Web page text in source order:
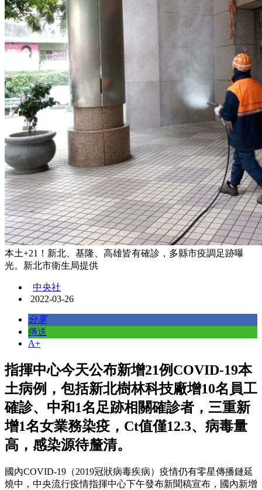
本土+21！新北、基隆、高雄皆有確診，多縣市疫調足跡曝
光。新北市衛生局提供
中央社
2022-03-26
分享
傳送
A+
指揮中心今天公布新增21例COVID-19本
土病例，包括新北樹林科技廠增10名員工
確診、中和1名足跡相關確診者，三重新
增1名女業務染疫，Ct值僅12.3、病毒量
高，感染源待釐清。
國內COVID-19（2019冠狀病毒疾病）疫情仍有零星傳播鏈延
燒中，中央流行疫情指揮中心下午發布新聞稿宣布，國內新增